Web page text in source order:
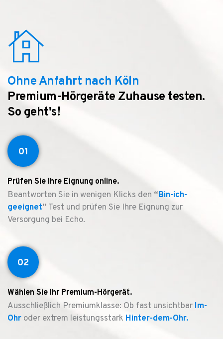
Ohne Anfahrt nach Köln
Premium-Hörgeräte Zuhause testen.
So geht's!
01
Prüfen Sie Ihre Eignung online.
Beantworten Sie in wenigen Klicks den “Bin-ich-
geeignet” Test und prüfen Sie Ihre Eignung zur
Versorgung bei Echo.
02
Wählen Sie Ihr Premium-Hörgerät.
Ausschließlich Premiumklasse: Ob fast unsichtbar Im-
Ohr oder extrem leistungsstark Hinter-dem-Ohr.